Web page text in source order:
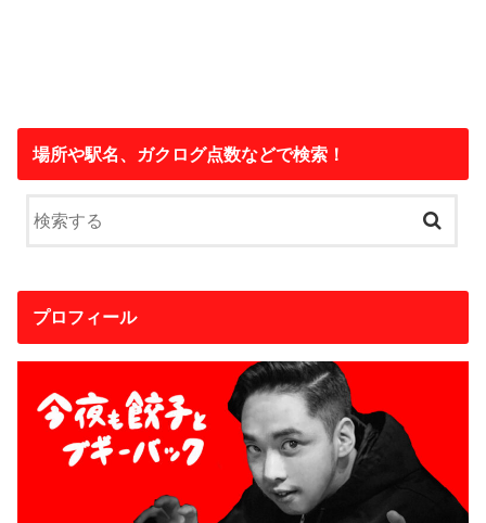
場所や駅名、ガクログ点数などで検索！
プロフィール